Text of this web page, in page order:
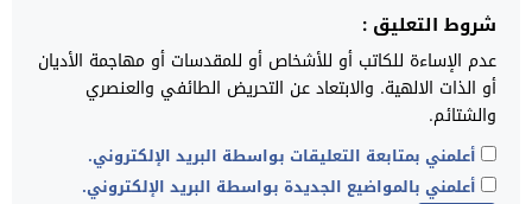
شروط التعليق :
عدم الإساءة للكاتب أو للأشخاص أو للمقدسات أو مهاجمة الأديان
أو الذات الالهية. والابتعاد عن التحريض الطائفي والعنصري
والشتائم.
أعلمني بمتابعة التعليقات بواسطة البريد الإلكتروني.
أعلمني بالمواضيع الجديدة بواسطة البريد الإلكتروني.